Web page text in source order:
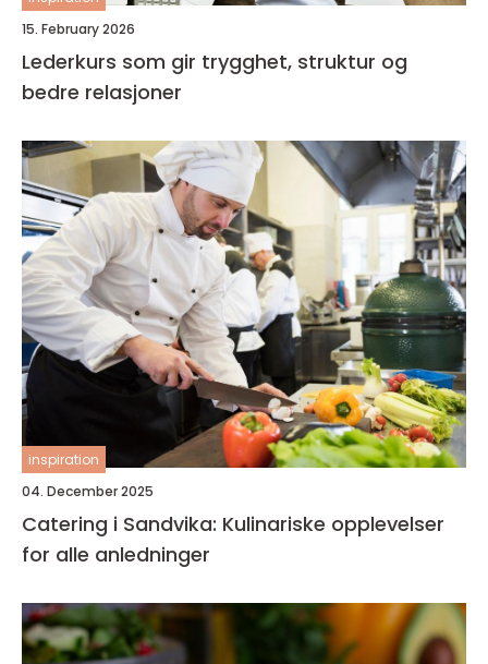
15. February 2026
Lederkurs som gir trygghet, struktur og
bedre relasjoner
inspiration
04. December 2025
Catering i Sandvika: Kulinariske opplevelser
for alle anledninger